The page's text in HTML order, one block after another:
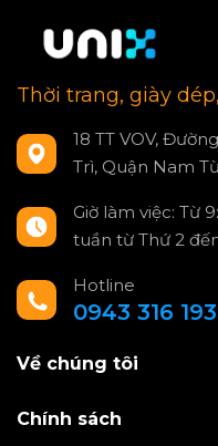
Thời trang, giày
18 TT VOV,
Trì, Quận Nam
Giờ làm việc: Từ
tuần từ Thứ 2
Hotline
0943 316 193
Về chúng tôi
Chính sách